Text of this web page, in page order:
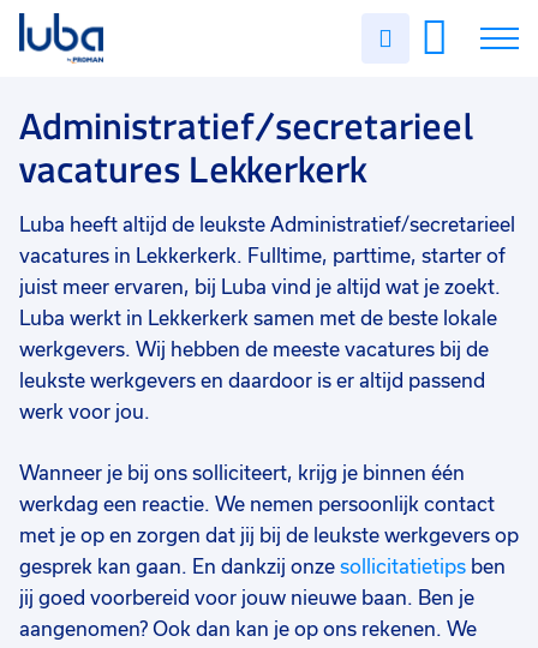
Uren
Vacatures
Over ons
Voor werkgevers
Contact
Administratief/secretarieel
vacatures Lekkerkerk
Luba heeft altijd de leukste Administratief/secretarieel
vacatures in Lekkerkerk. Fulltime, parttime, starter of
juist meer ervaren, bij Luba vind je altijd wat je zoekt.
Luba werkt in Lekkerkerk samen met de beste lokale
werkgevers. Wij hebben de meeste vacatures bij de
leukste werkgevers en daardoor is er altijd passend
werk voor jou.
Wanneer je bij ons solliciteert, krijg je binnen één
werkdag een reactie. We nemen persoonlijk contact
met je op en zorgen dat jij bij de leukste werkgevers op
gesprek kan gaan. En dankzij onze sollicitatietips ben
jij goed voorbereid voor jouw nieuwe baan. Ben je
aangenomen? Ook dan kan je op ons rekenen. We
Filter vacatures
Vakgebied 0
Opleidingsniveau
Uren per week 0